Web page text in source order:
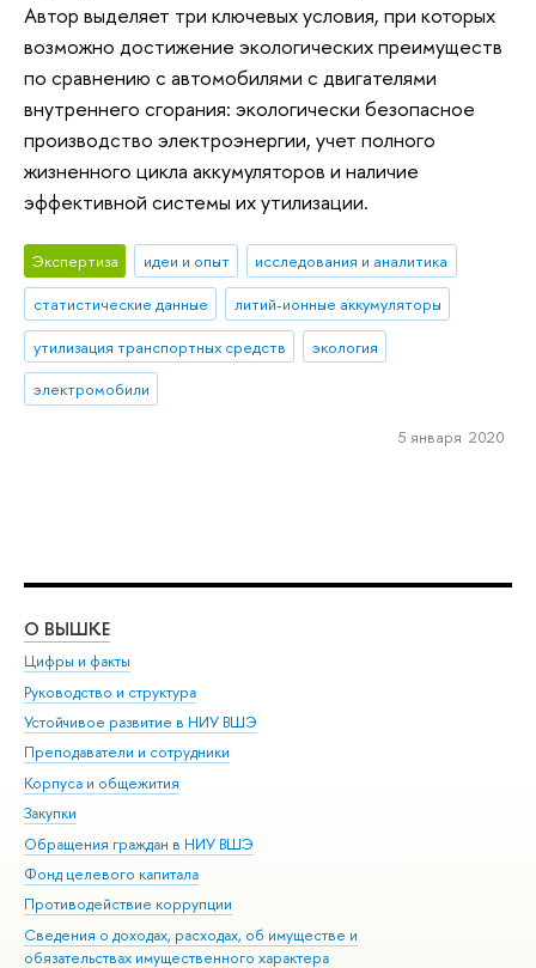
Автор выделяет три ключевых условия, при которых
возможно достижение экологических преимуществ
по сравнению с автомобилями с двигателями
внутреннего сгорания: экологически безопасное
производство электроэнергии, учет полного
жизненного цикла аккумуляторов и наличие
эффективной системы их утилизации.
Экспертиза идеи и опыт
исследования и аналитика
статистические данные
литий-ионные аккумуляторы
утилизация транспортных средств
экология
электромобили
5 января 2020
О ВЫШКЕ
Цифры и факты
Руководство и структура
Устойчивое развитие в НИУ ВШЭ
Преподаватели и сотрудники
Корпуса и общежития
Закупки
Обращения граждан в НИУ ВШЭ
Фонд целевого капитала
Противодействие коррупции
Сведения о доходах, расходах, об имуществе и
обязательствах имущественного характера